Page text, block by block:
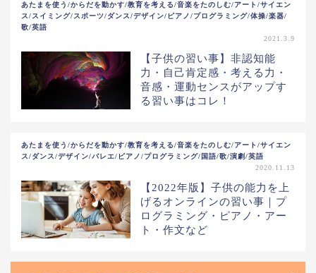
あたまを使う/からだを動かす/教育を考える/音楽をたのしむ/アート/サイエン
ス/スイミング/スポーツ/ダンス/デザイン/ピアノ/プログラミング/体操/楽器/
歌/英語
2021.3.9
【子供の習い事】非認知能
力・自己肯定感・考える力・
音感・運動センスがアップす
る習い事はコレ！
あたまを使う/からだを動かす/教育を考える/音楽をたのしむ/アート/サイエン
ス/ダンス/デザイン/バレエ/ピアノ/プログラミング/国語/歌/演劇/英語
2020.11.13
【2022年版】子供の能力を上
げるオンラインの習い事｜プ
ログラミング・ピアノ・アー
ト・作文など